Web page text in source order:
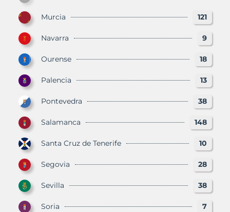
Murcia 121
Navarra 9
Ourense 18
Palencia 13
Pontevedra 38
Salamanca 148
Santa Cruz de Tenerife 10
Segovia 28
Sevilla 38
Soria 7